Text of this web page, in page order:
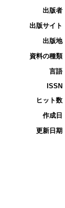
出版者
出版サイト
出版地
資料の種類
言語
ISSN
ヒット数
作成日
更新日期